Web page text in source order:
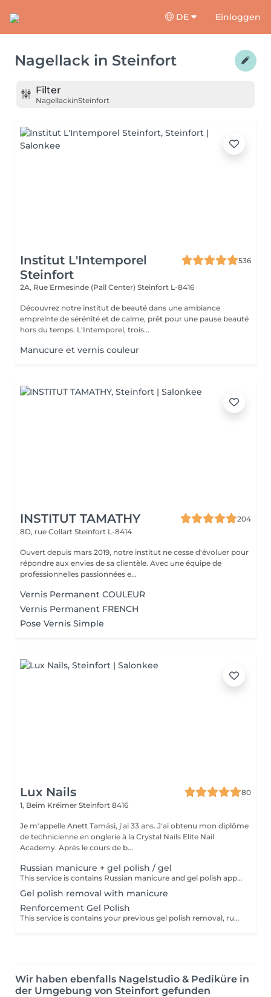
DE Einloggen
Nagellack in Steinfort
Filter
NagellackinSteinfort
Institut L'Intemporel
Steinfort
536
2A, Rue Ermesinde (Pall Center) Steinfort L-8416
Découvrez notre institut de beauté dans une ambiance
empreinte de sérénité et de calme, prêt pour une pause beauté
hors du temps. L'Intemporel, trois...
Manucure et vernis couleur
INSTITUT TAMATHY
204
8D, rue Collart Steinfort L-8414
Ouvert depuis mars 2019, notre institut ne cesse d'évoluer pour
répondre aux envies de sa clientèle. Avec une équipe de
professionnelles passionnées e...
Vernis Permanent COULEUR
Vernis Permanent FRENCH
Pose Vernis Simple
Lux Nails
80
1, Beim Kréimer Steinfort 8416
Je m'appelle Anett Tamási, j'ai 33 ans. J'ai obtenu mon diplôme
de technicienne en onglerie à la Crystal Nails Elite Nail
Academy. Après le cours de b...
Russian manicure + gel polish / gel
This service is contains Russian manicure and gel polish application, but doesn't contains your previous gel polish removal. The gel polish technique is a long-lasting varnish. During the process I apply material to your natural nails and cured in a led lamp. Your nails will be flawless, durable and strong for 3-4 weeks, without being thick. I recommend it for sizes xs, s, m. The result is perfect surface, strong nails, even in the case of weak and chipping nails. We can hide nail defects with this technique. Your nails and your entire hand will be graceful and beautiful.
Gel polish removal with manicure
Renforcement Gel Polish
This service is contains your previous gel polish removal, russian manicure and a new gel polish application. The gel polish technique is a long-lasting varnish. During the process I apply material to your natural nails and cured in a led lamp. Your nails will be flawless, durable and strong for 3-4 weeks, without being thick. I recommend it for sizes xs, s, m. The result is perfect surface, strong nails, even in the case of weak and chipping nails. We can hide nail defects with this technique. Your nails and your entire hand will be graceful and beautiful.
Wir haben ebenfalls Nagelstudio & Pediküre in
der Umgebung von Steinfort gefunden